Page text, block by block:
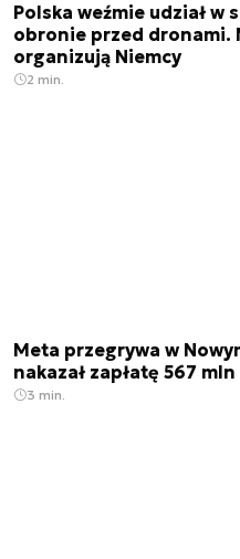
Polska weźmie udział w
obronie przed dronami.
organizują Niemcy
2 min.
Meta przegrywa w
nakazał zapłatę 567
3 min.